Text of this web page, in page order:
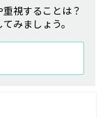
視することは？
みましょう。